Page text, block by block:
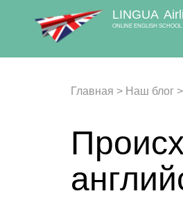
LINGUA
ONLINE ENGLISH SCHOOL
Главная > Наш блог >